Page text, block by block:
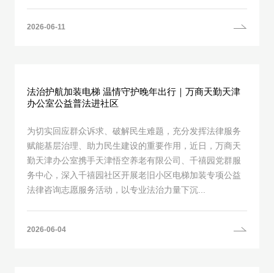
2026-06-11
法治护航加装电梯 温情守护晚年出行｜万商天勤天津
办公室公益普法进社区
为切实回应群众诉求、破解民生难题，充分发挥法律服务
赋能基层治理、助力民生建设的重要作用，近日，万商天
勤天津办公室携手天津悟空养老有限公司、千禧园党群服
务中心，深入千禧园社区开展老旧小区电梯加装专项公益
法律咨询志愿服务活动，以专业法治力量下沉...
2026-06-04